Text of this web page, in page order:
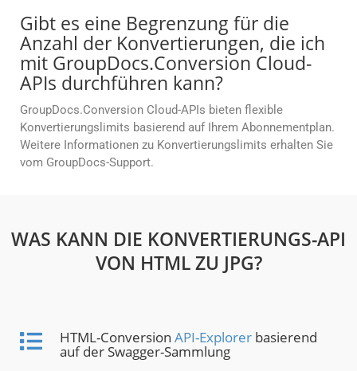
Gibt es eine Begrenzung für die
Anzahl der Konvertierungen, die ich
mit GroupDocs.Conversion Cloud-
APIs durchführen kann?
GroupDocs.Conversion Cloud-APIs bieten flexible
Konvertierungslimits basierend auf Ihrem Abonnementplan.
Weitere Informationen zu Konvertierungslimits erhalten Sie
vom GroupDocs-Support.
WAS KANN DIE KONVERTIERUNGS-API
VON HTML ZU JPG?
HTML-Conversion API-Explorer basierend
auf der Swagger-Sammlung